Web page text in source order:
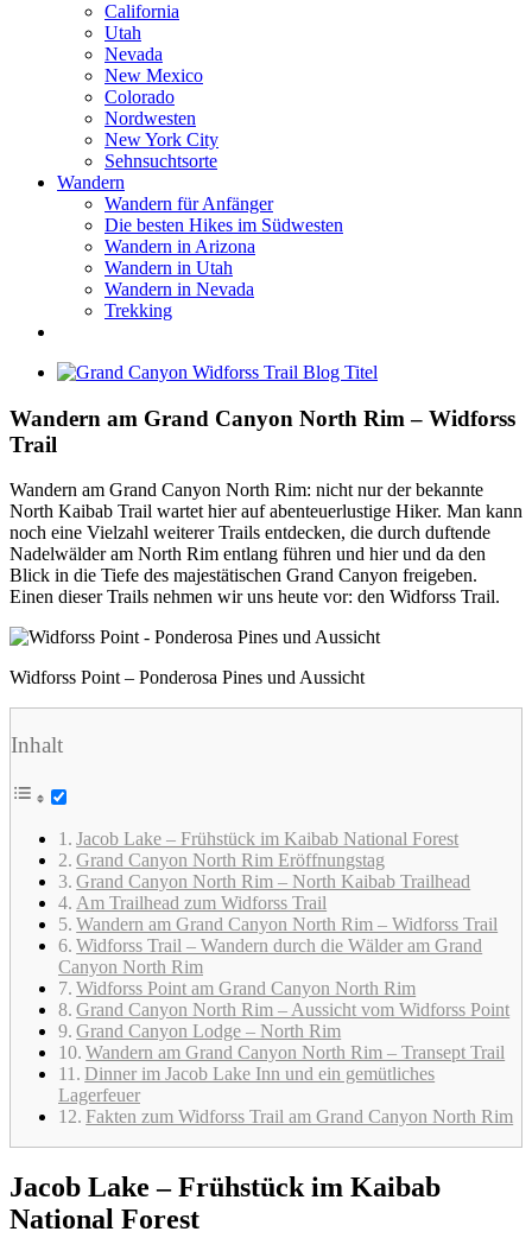
California
Utah
Nevada
New Mexico
Colorado
Nordwesten
New York City
Sehnsuchtsorte
Wandern
Wandern für Anfänger
Die besten Hikes im Südwesten
Wandern in Arizona
Wandern in Utah
Wandern in Nevada
Trekking
Zeige
Bild
Wandern am Grand Canyon North Rim – Widforss
Trail
Wandern am Grand Canyon North Rim: nicht nur der bekannte
North Kaibab Trail wartet hier auf abenteuerlustige Hiker. Man kann
noch eine Vielzahl weiterer Trails entdecken, die durch duftende
Nadelwälder am North Rim entlang führen und hier und da den
Blick in die Tiefe des majestätischen Grand Canyon freigeben.
Einen dieser Trails nehmen wir uns heute vor: den Widforss Trail.
Widforss Point – Ponderosa Pines und Aussicht
Inhalt
Jacob Lake – Frühstück im Kaibab National Forest
Grand Canyon North Rim Eröffnungstag
Grand Canyon North Rim – North Kaibab Trailhead
Am Trailhead zum Widforss Trail
Wandern am Grand Canyon North Rim – Widforss Trail
Widforss Trail – Wandern durch die Wälder am Grand
Canyon North Rim
Widforss Point am Grand Canyon North Rim
Grand Canyon North Rim – Aussicht vom Widforss Point
Grand Canyon Lodge – North Rim
Wandern am Grand Canyon North Rim – Transept Trail
Dinner im Jacob Lake Inn und ein gemütliches
Lagerfeuer
Fakten zum Widforss Trail am Grand Canyon North Rim
Jacob Lake – Frühstück im Kaibab
National Forest